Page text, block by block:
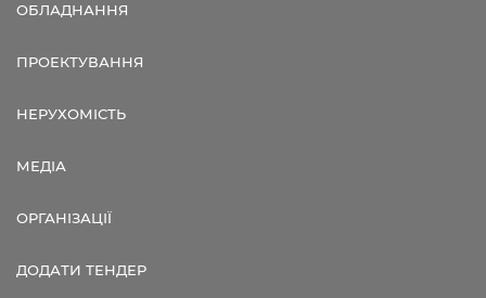
ОБЛАДНАННЯ
ПРОЕКТУВАННЯ
НЕРУХОМІСТЬ
МЕДІА
ОРГАНІЗАЦІЇ
ДОДАТИ ТЕНДЕР